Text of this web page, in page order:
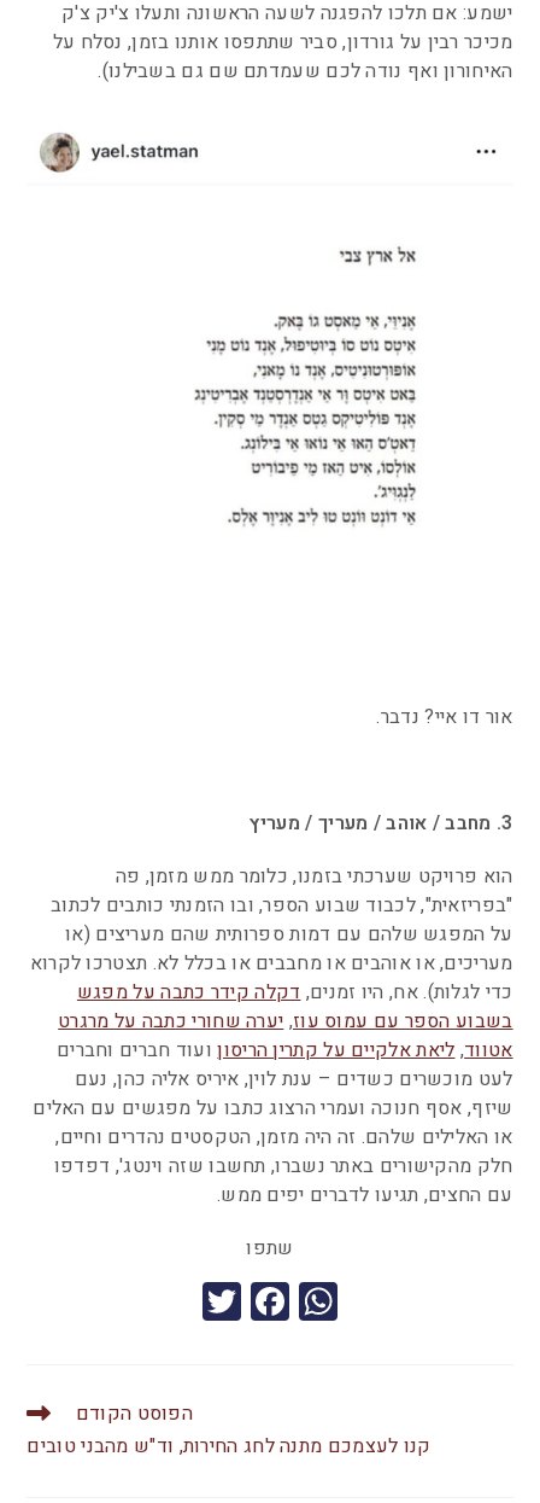
ישמע: אם תלכו להפגנה לשעה הראשונה ותעלו צ'יק צ'ק
מכיכר רבין על גורדון, סביר שתתפסו אותנו בזמן, נסלח על
האיחורון ואף נודה לכם שעמדתם שם גם בשבילנו).
אור דו איי? נדבר.
3. מחבב / אוהב / מעריך / מעריץ
הוא פרויקט שערכתי בזמנו, כלומר ממש מזמן, פה
"בפריזאית", לכבוד שבוע הספר, ובו הזמנתי כותבים לכתוב
על המפגש שלהם עם דמות ספרותית שהם מעריצים (או
מעריכים, או אוהבים או מחבבים או בכלל לא. תצטרכו לקרוא
כדי לגלות). אח, היו זמנים,דקלה קידר כתבה על מפגש
בשבוע הספר עם עמוס עוז,יערה שחורי כתבה על מרגרט
אטווד,ליאת אלקיים על קתרין הריסוןועוד חברים וחברים
לעט מוכשרים כשדים – ענת לוין, איריס אליה כהן, נעם
שיזף, אסף חנוכה ועמרי הרצוג כתבו על מפגשים עם האלים
או האלילים שלהם. זה היה מזמן, הטקסטים נהדרים וחיים,
חלק מהקישורים באתר נשברו, תחשבו שזה וינטג', דפדפו
עם החצים, תגיעו לדברים יפים ממש.
שתפו
W
h
A
F
a
b
er
הפוסט הקודם
קנו לעצמכם מתנה לחג החירות, וד"ש מהבני טובים